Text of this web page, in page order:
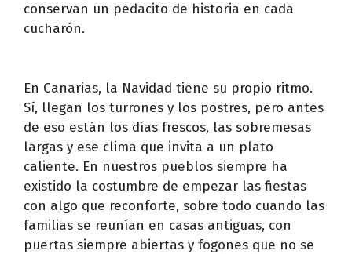
conservan un pedacito de historia en cada
cucharón.
En Canarias, la Navidad tiene su propio ritmo.
Sí, llegan los turrones y los postres, pero antes
de eso están los días frescos, las sobremesas
largas y ese clima que invita a un plato
caliente. En nuestros pueblos siempre ha
existido la costumbre de empezar las fiestas
con algo que reconforte, sobre todo cuando las
familias se reunían en casas antiguas, con
puertas siempre abiertas y fogones que no se